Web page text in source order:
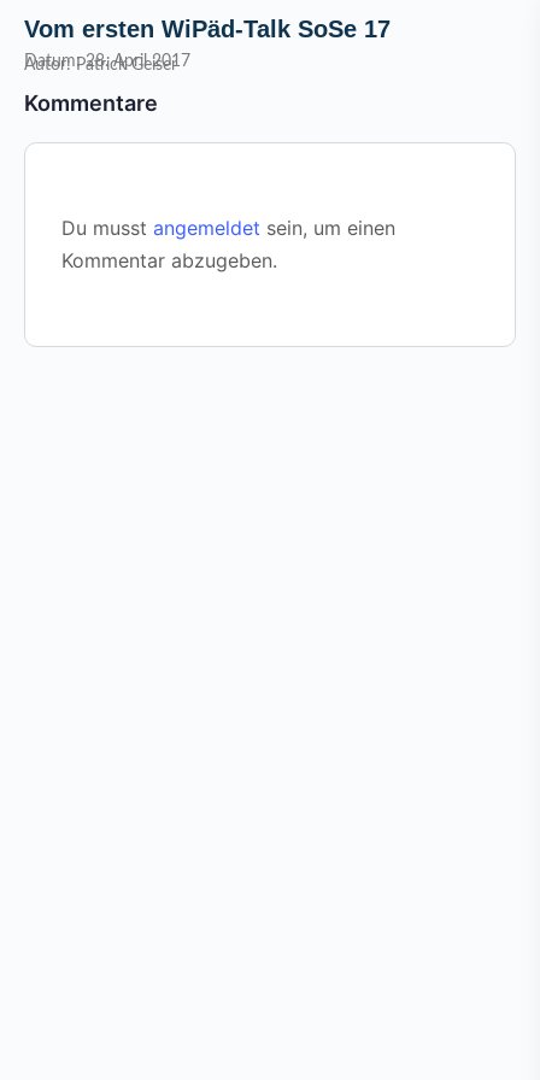
Vom ersten WiPäd-Talk SoSe 17
Datum: 28. April 2017
Autor: Patrick Geiser
Kommentare
Du musst angemeldet sein, um einen
Kommentar abzugeben.